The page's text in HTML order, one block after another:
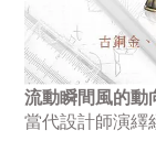
流動瞬間風的動
當代設計師演繹